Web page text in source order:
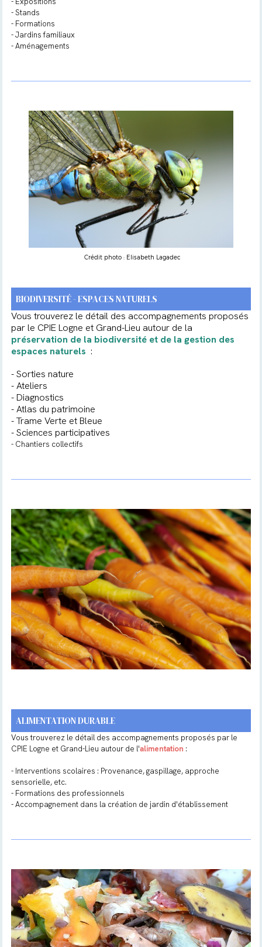
- Stands
- Formations
- Jardins familiaux
- Aménagements
Crédit photo : Elisabeth Lagadec
BIODIVERSITÉ - ESPACES NATURELS
Vous trouverez le détail des accompagnements proposés
par le CPIE Logne et Grand-Lieu autour de la
préservation de la biodiversité et de la gestion des
espaces naturels :
- Sorties nature
- Ateliers
- Diagnostics
- Atlas du patrimoine
- Trame Verte et Bleue
- Sciences participatives
- Chantiers collectifs
ALIMENTATION DURABLE
Vous trouverez le détail des accompagnements proposés par le
CPIE Logne et Grand-Lieu autour de l'alimentation :
- Interventions scolaires : Provenance, gaspillage, approche
sensorielle, etc.
- Formations des professionnels
- Accompagnement dans la création de jardin d'établissement